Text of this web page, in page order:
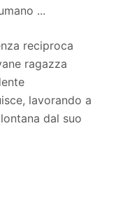
...
reciproca
ragazza
lavorando a
dal suo